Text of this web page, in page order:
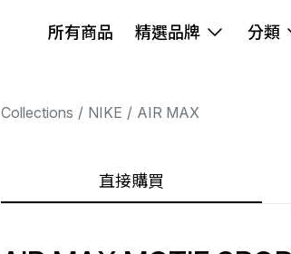
所有商品 精選品牌 分類
Collections NIKE AIR MAX
直接購買